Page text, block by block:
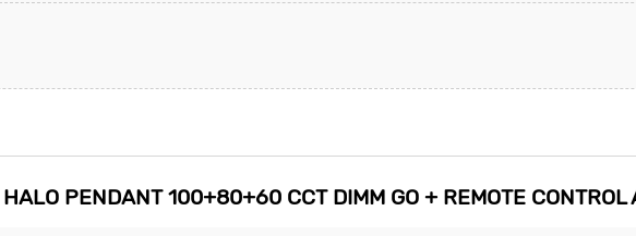
PENDANT 100+80+60 CCT DIMM GO + REMOTE CONTROL